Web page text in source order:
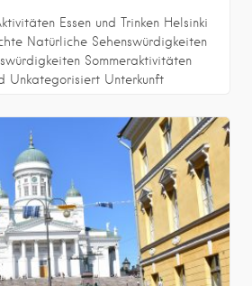
Essen und Trinken Helsinki
Natürliche Sehenswürdigkeiten
Sommeraktivitäten
Unkategorisiert Unterkunft